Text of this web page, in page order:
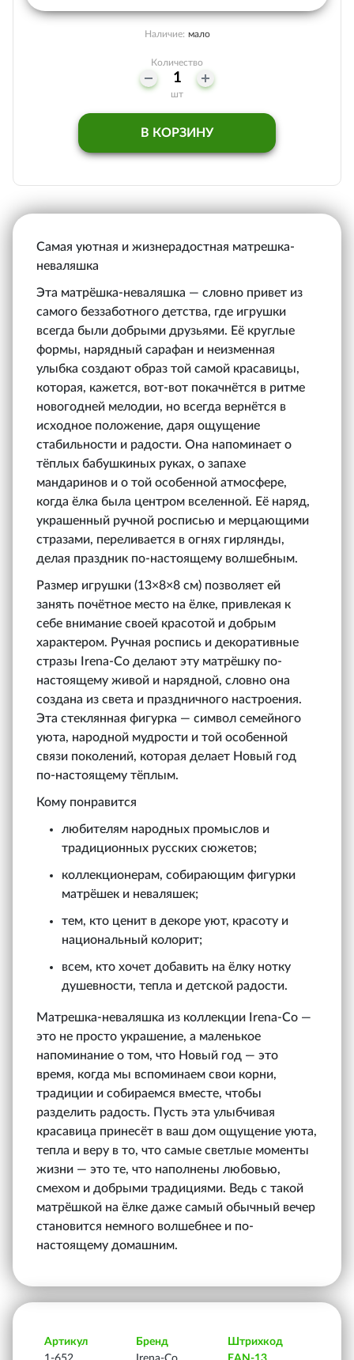
Наличие: мало
Количество
шт
В КОРЗИНУ
Самая уютная и жизнерадостная матрешка-
неваляшка
Эта матрёшка-неваляшка — словно привет из
самого беззаботного детства, где игрушки
всегда были добрыми друзьями. Её круглые
формы, нарядный сарафан и неизменная
улыбка создают образ той самой красавицы,
которая, кажется, вот-вот покачнётся в ритме
новогодней мелодии, но всегда вернётся в
исходное положение, даря ощущение
стабильности и радости. Она напоминает о
тёплых бабушкиных руках, о запахе
мандаринов и о той особенной атмосфере,
когда ёлка была центром вселенной. Её наряд,
украшенный ручной росписью и мерцающими
стразами, переливается в огнях гирлянды,
делая праздник по-настоящему волшебным.
Размер игрушки (13×8×8 см) позволяет ей
занять почётное место на ёлке, привлекая к
себе внимание своей красотой и добрым
характером. Ручная роспись и декоративные
стразы Irena‑Co делают эту матрёшку по-
настоящему живой и нарядной, словно она
создана из света и праздничного настроения.
Эта стеклянная фигурка — символ семейного
уюта, народной мудрости и той особенной
связи поколений, которая делает Новый год
по-настоящему тёплым.
Кому понравится
любителям народных промыслов и
традиционных русских сюжетов;
коллекционерам, собирающим фигурки
матрёшек и неваляшек;
тем, кто ценит в декоре уют, красоту и
национальный колорит;
всем, кто хочет добавить на ёлку нотку
душевности, тепла и детской радости.
Матрешка-неваляшка из коллекции Irena‑Co —
это не просто украшение, а маленькое
напоминание о том, что Новый год — это
время, когда мы вспоминаем свои корни,
традиции и собираемся вместе, чтобы
разделить радость. Пусть эта улыбчивая
красавица принесёт в ваш дом ощущение уюта,
тепла и веру в то, что самые светлые моменты
жизни — это те, что наполнены любовью,
смехом и добрыми традициями. Ведь с такой
матрёшкой на ёлке даже самый обычный вечер
становится немного волшебнее и по-
настоящему домашним.
Артикул
Бренд
Штрихкод